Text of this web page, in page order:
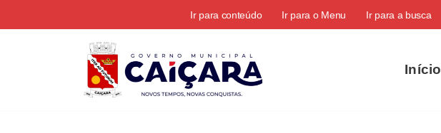
Ir para conteúdo Ir para o Menu Ir para a busca
Início